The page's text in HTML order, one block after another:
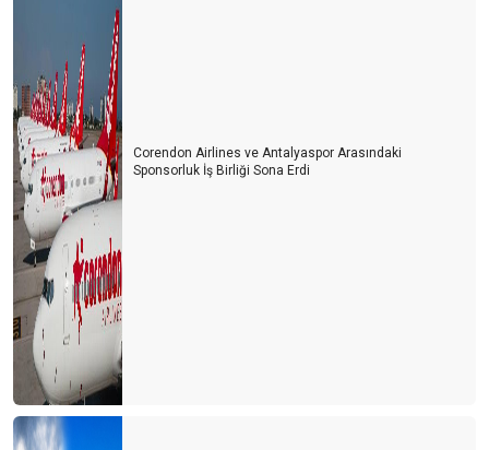
Corendon Airlines ve Antalyaspor Arasındaki
Sponsorluk İş Birliği Sona Erdi